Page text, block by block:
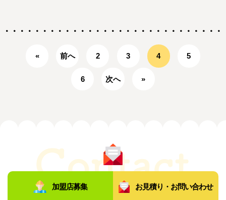
« 前へ 2 3 4 5
6 次へ »
お問い合わせ
加盟店募集 お見積り・お問い合わせ